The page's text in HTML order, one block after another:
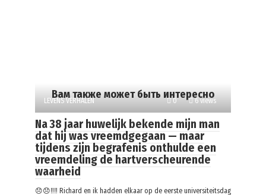
Вам также может быть интересно
LEVENS VERHALEN 0 6 views
Na 38 jaar huwelijk bekende mijn man
dat hij was vreemdgegaan — maar
tijdens zijn begrafenis onthulde een
vreemdeling de hartverscheurende
waarheid
😞😞‼️‼️ Richard en ik hadden elkaar op de eerste universiteitsdag